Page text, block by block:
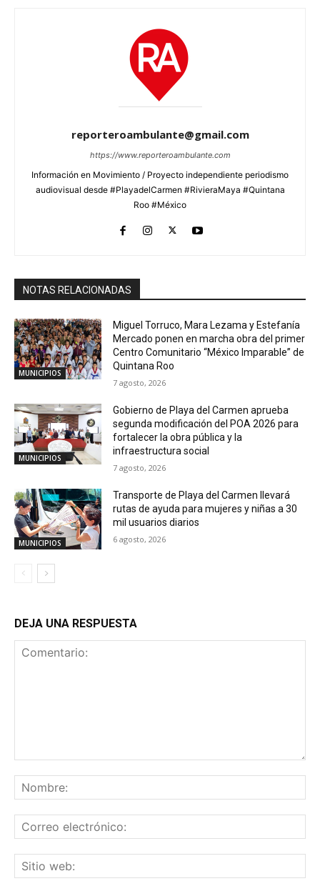
reporteroambulante@gmail.com
https://www.reporteroambulante.com
Información en Movimiento / Proyecto independiente periodismo
audiovisual desde #PlayadelCarmen #RivieraMaya #Quintana
Roo #México
NOTAS RELACIONADAS
MUNICIPIOS
Miguel Torruco, Mara Lezama y Estefanía
Mercado ponen en marcha obra del primer
Centro Comunitario “México Imparable” de
Quintana Roo
7 agosto, 2026
MUNICIPIOS
Gobierno de Playa del Carmen aprueba
segunda modificación del POA 2026 para
fortalecer la obra pública y la
infraestructura social
7 agosto, 2026
MUNICIPIOS
Transporte de Playa del Carmen llevará
rutas de ayuda para mujeres y niñas a 30
mil usuarios diarios
6 agosto, 2026
DEJA UNA RESPUESTA